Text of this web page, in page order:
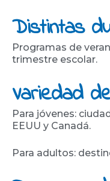
Distintas
Programas de
trimestre escolar.
Variedad
Para jóvenes:
EEUU y Canadá.
Para adultos: